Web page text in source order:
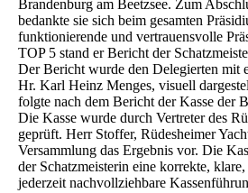
Brandenburg am Beetzsee. Zum
bedankte sie sich beim gesamten
funktionierende und vertrauensvolle
TOP 5 stand er Bericht der
Der Bericht wurde den Delegierten mit
Hr. Karl Heinz Menges, visuell
folgte nach dem Bericht der Kasse der
Die Kasse wurde durch Vertreter des
geprüft. Herr Stoffer, Rüdesheimer
Versammlung das Ergebnis vor. Die
der Schatzmeisterin eine korrekte,
jederzeit nachvollziehbare